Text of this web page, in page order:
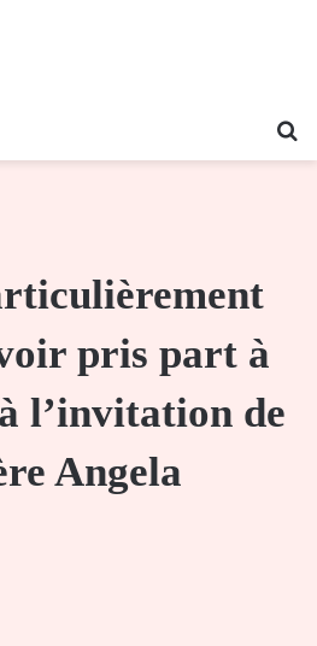
pris part à
l’invitation de
Angela